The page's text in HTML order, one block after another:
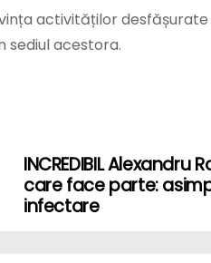
activităților
sediul acestora.
INCREDIBIL Alexandru
care face parte:
infectare